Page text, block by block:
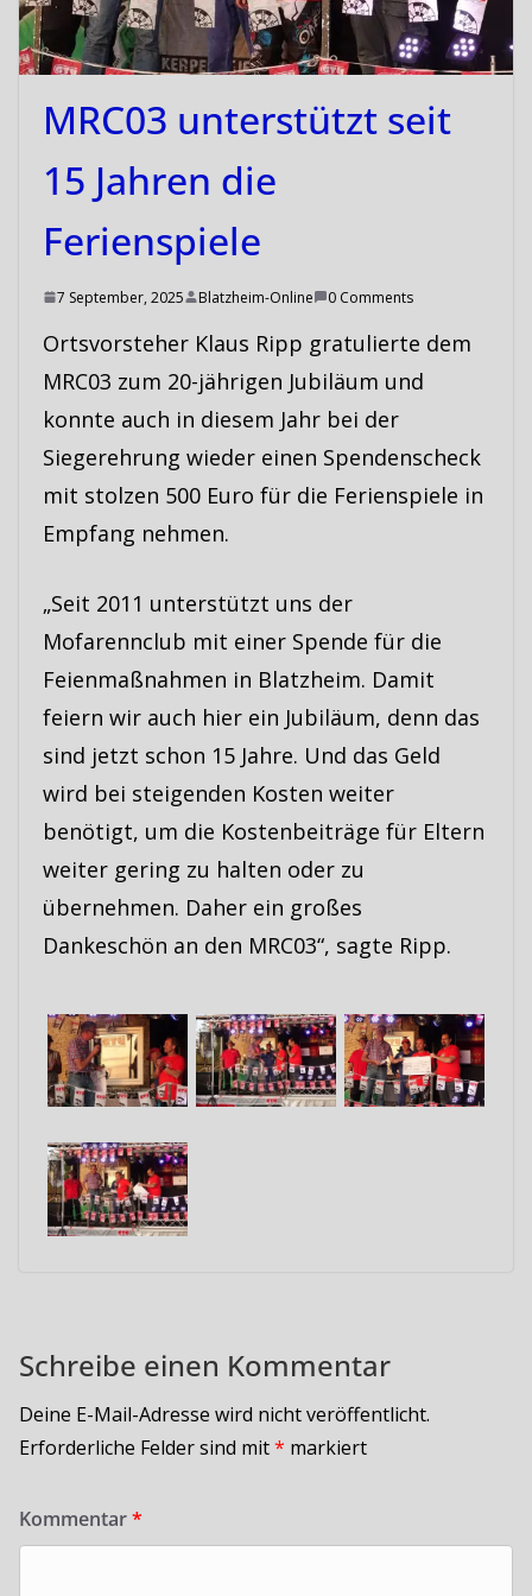
MRC03 unterstützt seit
15 Jahren die
Ferienspiele
7 September, 2025 Blatzheim-Online 0 Comments
Ortsvorsteher Klaus Ripp gratulierte dem
MRC03 zum 20-jährigen Jubiläum und
konnte auch in diesem Jahr bei der
Siegerehrung wieder einen Spendenscheck
mit stolzen 500 Euro für die Ferienspiele in
Empfang nehmen.
„Seit 2011 unterstützt uns der
Mofarennclub mit einer Spende für die
Feienmaßnahmen in Blatzheim. Damit
feiern wir auch hier ein Jubiläum, denn das
sind jetzt schon 15 Jahre. Und das Geld
wird bei steigenden Kosten weiter
benötigt, um die Kostenbeiträge für Eltern
weiter gering zu halten oder zu
übernehmen. Daher ein großes
Dankeschön an den MRC03“, sagte Ripp.
Schreibe einen Kommentar
Deine E-Mail-Adresse wird nicht veröffentlicht.
Erforderliche Felder sind mit* markiert
Kommentar*